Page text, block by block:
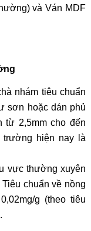
và Ván MDF
nhám tiêu chuẩn
sơn hoặc dán phủ
từ 2,5mm cho đến
trường hiện nay là
vực thường xuyên
chuẩn về nồng
g (theo tiêu